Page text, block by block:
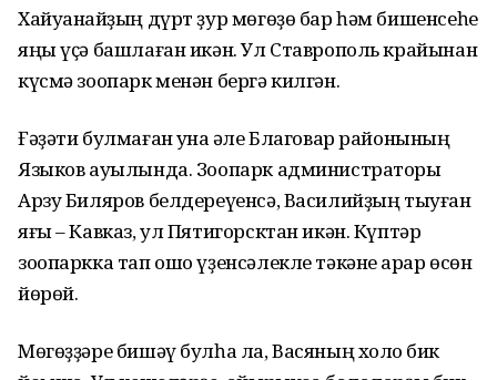
Хайуанҡайҙың дүрт ҙур мөгөҙө бар һәм бишенсеһе
яңы үҫә башлаған икән. Ул Ставрополь крайынан
күсмә зоопарк менән бергә килгән.
Ғәҙәти булмаған ҡунаҡ әле Благовар районының
Языков ауылында. Зоопарк администраторы
Арзу Биляров белдереүенсә, Василийҙың тыуған
яғы – Кавказ, ул Пятигорсктан икән. Күптәр
зоопаркка тап ошо үҙенсәлекле тәкәне ҡарар өсөн
йөрөй.
Мөгөҙҙәре бишәү булһа ла, Васяның холҡо бик